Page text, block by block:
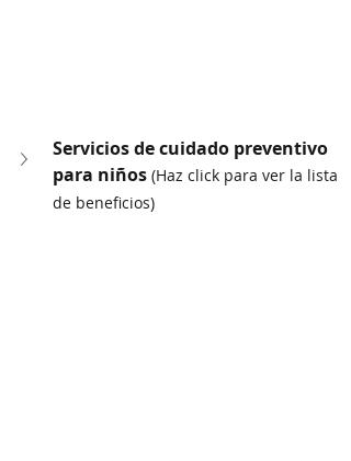
Servicios de cuidado preventivo
para niños (Haz click para ver la lista
de beneficios)